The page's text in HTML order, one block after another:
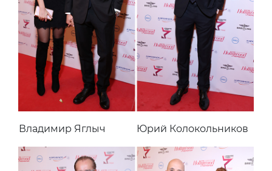
Владимир Яглыч Юрий Колокольников